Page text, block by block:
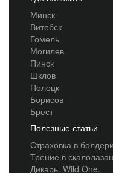
Минск
Витебск
Гомель
Могилев
Пинск
Шклов
Полоцк
Борисов
Брест
Полезные статьи
Страховка в
Трение в
Дикарь. Wild One.